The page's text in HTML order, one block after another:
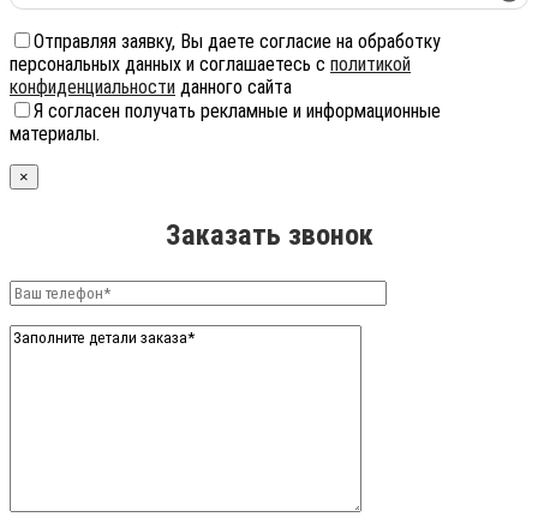
Отправляя заявку, Вы даете согласие на обработку
персональных данных и соглашаетесь с политикой
конфиденциальности данного сайта
Я согласен получать рекламные и информационные
материалы.
×
Заказать звонок